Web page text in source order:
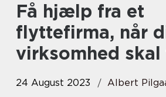
Få hjælp fra et
flyttefirma, når
virksomhed
24 August 2023
Albert